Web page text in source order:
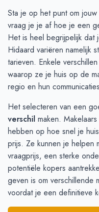
€
Sta je op het punt om
vraag je je af hoe je een
Het is heel begrijpelijk dat
Hidaard variëren namelijk
tarieven. Enkele
waarop ze je huis op de
regio en hun
Het selecteren van een
verschil maken.
hebben op hoe snel je
prijs. Ze kunnen je helpen
vraagprijs, een sterke
potentiële kopers
geven is om verschillende
voordat je een definitieve